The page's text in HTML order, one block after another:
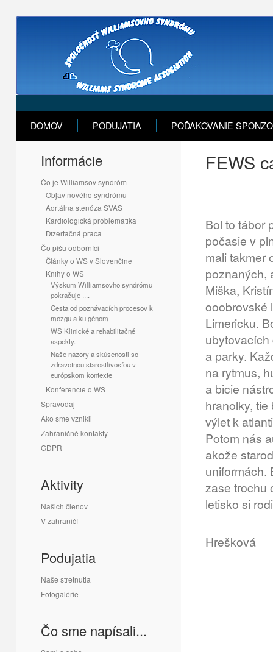
DOMOV PODUJATIA POĎAKOVANIE
Informácie
Čo je Williamsov syndróm
Objav nového syndrómu
Aortálna stenóza SVAS
Kardiologická problematika
Dizertačná praca
Čo píšu odborníci
Články o WS v Slovenčine
Knihy o WS
Výskum Williamsovho syndrómu
pokračuje ....
Cesta od poznávacích procesov k
mozgu a ku génom
WS Klinické a rehabilitačné
aspekty.
Naše názory a skúsenosti so
zdravotnou starostlivosťou v
európskom kontexte
Konferencie o WS
Spravodaj
Ako sme vznikli
Zahraničné kontakty
GDPR
Aktivity
Našich členov
V zahraničí
Podujatia
Naše stretnutia
Fotogalérie
Čo sme napísali...
FEWS
Bol to tábor
počasie v
mali takmer
poznaných,
Miška,
ooobrovské
Limericku.
a parky.
na rytmus,
a bicie
hranolky,
výlet k
Potom nás
akože
uniformách.
zase trochu
letisko si
Hrešková